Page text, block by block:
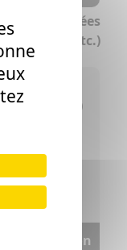
et alliées
(Nougué, etc.)
Guiraut)
transcription